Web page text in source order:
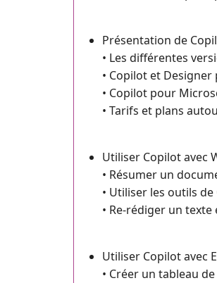
Présentation de
• Les différentes
• Copilot et
• Copilot pour
• Tarifs et plans
Utiliser Copilot avec
• Résumer un
• Utiliser les outils
• Re-rédiger un
Utiliser Copilot avec
• Créer un tableau